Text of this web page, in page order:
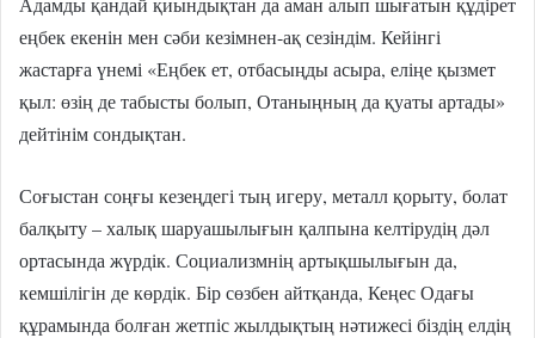
еңбек екенін мен сәби кезімнен-ақ сезіндім. Кейінгі
жастарға үнемі «Еңбек ет, отбасыңды асыра, еліңе қызмет
қыл: өзің де табысты болып, Отаныңның да қуаты артады»
дейтінім сондықтан.
Соғыстан соңғы кезеңдегі тың игеру, металл қорыту, болат
балқыту – халық шаруашылығын қалпына келтірудің дәл
ортасында жүрдік. Социализмнің артықшылығын да,
кемшілігін де көрдік. Бір сөзбен айтқанда, Кеңес Одағы
құрамында болған жетпіс жылдықтың нәтижесі біздің елдің